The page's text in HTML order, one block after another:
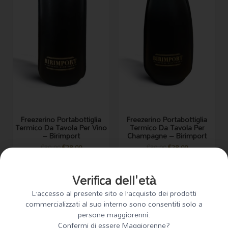
Freezerino Portabottiglia
Termico Da Tavola Per Vino
– Birimport
€30.00€28.00
Merchandising
Freezerino Portabottiglia
Termico Da Tavola Per
Champagne – Birimport
€30.00€28.00
Merchandising
Verifica dell'età
L’accesso al presente sito e l’acquisto dei prodotti
commercializzati al suo interno sono consentiti solo a
persone maggiorenni.
Confermi di essere Maggiorenne?